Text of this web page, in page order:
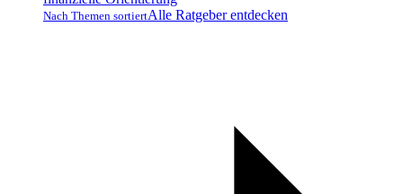
Nach Themen sortiertAlle Ratgeber entdecken